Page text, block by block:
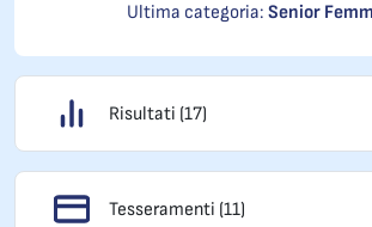
Ultima categoria: Senior
Risultati (17)
Tesseramenti (11)